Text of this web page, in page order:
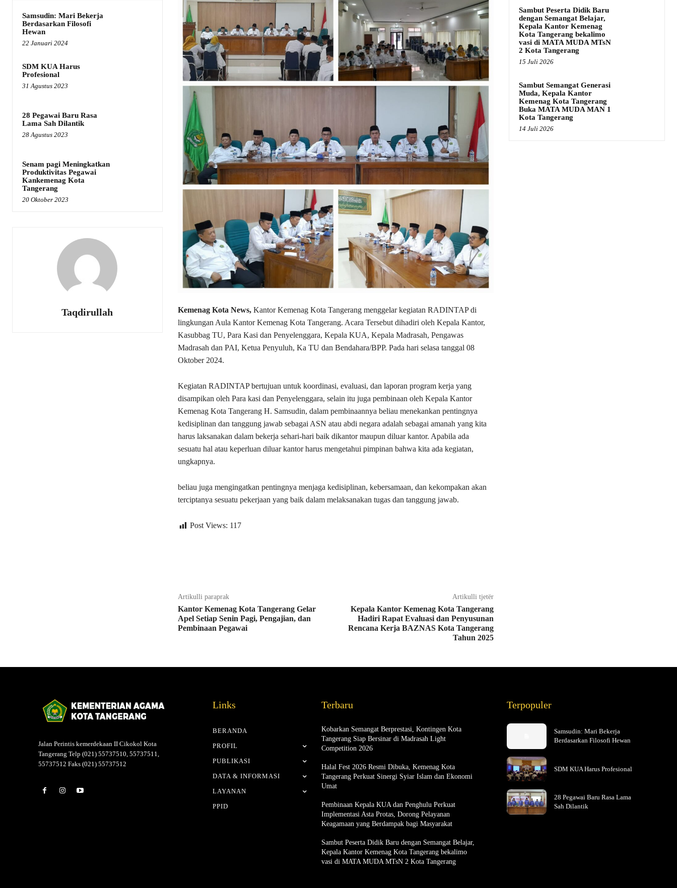
Samsudin: Mari Bekerja
Berdasarkan Filosofi
Hewan
22 Januari 2024
SDM KUA Harus
Profesional
31 Agustus 2023
28 Pegawai Baru Rasa
Lama Sah Dilantik
28 Agustus 2023
Senam pagi Meningkatkan
Produktivitas Pegawai
Kankemenag Kota
Tangerang
20 Oktober 2023
Taqdirullah Kemenag Kota News,Kantor Kemenag Kota Tangerang menggelar kegiatan RADINTAP di
lingkungan Aula Kantor Kemenag Kota Tangerang. Acara Tersebut dihadiri oleh Kepala Kantor,
Kasubbag TU, Para Kasi dan Penyelenggara, Kepala KUA, Kepala Madrasah, Pengawas
Madrasah dan PAI, Ketua Penyuluh, Ka TU dan Bendahara/BPP. Pada hari selasa tanggal 08
Oktober 2024.
Kegiatan RADINTAP bertujuan untuk koordinasi, evaluasi, dan laporan program kerja yang
disampikan oleh Para kasi dan Penyelenggara, selain itu juga pembinaan oleh Kepala Kantor
Kemenag Kota Tangerang H. Samsudin, dalam pembinaannya beliau menekankan pentingnya
kedisiplinan dan tanggung jawab sebagai ASN atau abdi negara adalah sebagai amanah yang kita
harus laksanakan dalam bekerja sehari-hari baik dikantor maupun diluar kantor. Apabila ada
sesuatu hal atau keperluan diluar kantor harus mengetahui pimpinan bahwa kita ada kegiatan,
ungkapnya.
beliau juga mengingatkan pentingnya menjaga kedisiplinan, kebersamaan, dan kekompakan akan
terciptanya sesuatu pekerjaan yang baik dalam melaksanakan tugas dan tanggung jawab.
Post Views: 117
Artikulli paraprak
Kantor Kemenag Kota Tangerang Gelar
Apel Setiap Senin Pagi, Pengajian, dan
Pembinaan Pegawai
Artikulli tjetër
Kepala Kantor Kemenag Kota Tangerang
Hadiri Rapat Evaluasi dan Penyusunan
Rencana Kerja BAZNAS Kota Tangerang
Tahun 2025
Sambut Peserta Didik Baru
dengan Semangat Belajar,
Kepala Kantor Kemenag
Kota Tangerang bekalimo
vasi di MATA MUDA MTsN
2 Kota Tangerang
15 Juli 2026
Sambut Semangat Generasi
Muda, Kepala Kantor
Kemenag Kota Tangerang
Buka MATA MUDA MAN 1
Kota Tangerang
14 Juli 2026
Jalan Perintis kemerdekaan II Cikokol Kota
Tangerang Telp (021) 55737510, 55737511,
55737512 Faks (021) 55737512
Links
BERANDA
PROFIL
PUBLIKASI
DATA & INFORMASI
LAYANAN
PPID
Terbaru
Kobarkan Semangat Berprestasi, Kontingen Kota
Tangerang Siap Bersinar di Madrasah Light
Competition 2026
Halal Fest 2026 Resmi Dibuka, Kemenag Kota
Tangerang Perkuat Sinergi Syiar Islam dan Ekonomi
Umat
Pembinaan Kepala KUA dan Penghulu Perkuat
Implementasi Asta Protas, Dorong Pelayanan
Keagamaan yang Berdampak bagi Masyarakat
Sambut Peserta Didik Baru dengan Semangat Belajar,
Kepala Kantor Kemenag Kota Tangerang bekalimo
vasi di MATA MUDA MTsN 2 Kota Tangerang
Terpopuler
Samsudin: Mari Bekerja
Berdasarkan Filosofi Hewan
SDM KUA Harus Profesional
28 Pegawai Baru Rasa Lama
Sah Dilantik